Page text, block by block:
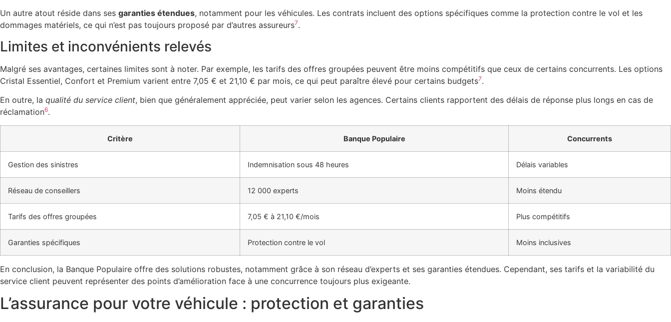
Un autre atout réside dans ses garanties étendues, notamment pour les véhicules. Les contrats incluent des options spécifiques comme la protection contre le vol et les
dommages matériels, ce qui n’est pas toujours proposé par d’autres assureurs7.
Limites et inconvénients relevés
Malgré ses avantages, certaines limites sont à noter. Par exemple, les tarifs des offres groupées peuvent être moins compétitifs que ceux de certains concurrents. Les options
Cristal Essentiel, Confort et Premium varient entre 7,05 € et 21,10 € par mois, ce qui peut paraître élevé pour certains budgets7.
En outre, la qualité du service client, bien que généralement appréciée, peut varier selon les agences. Certains clients rapportent des délais de réponse plus longs en cas de
réclamation6.
Critère Banque Populaire Concurrents
Gestion des sinistres Indemnisation sous 48 heures Délais variables
Réseau de conseillers 12 000 experts Moins étendu
Tarifs des offres groupées 7,05 € à 21,10 €/mois Plus compétitifs
Garanties spécifiques Protection contre le vol Moins inclusives
En conclusion, la Banque Populaire offre des solutions robustes, notamment grâce à son réseau d’experts et ses garanties étendues. Cependant, ses tarifs et la variabilité du
service client peuvent représenter des points d’amélioration face à une concurrence toujours plus exigeante.
L’assurance pour votre véhicule : protection et garanties